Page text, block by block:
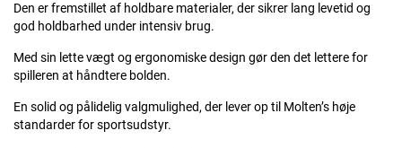
Den er fremstillet af holdbare materialer, der sikrer lang levetid og
god holdbarhed under intensiv brug.
Med sin lette vægt og ergonomiske design gør den det lettere for
spilleren at håndtere bolden.
En solid og pålidelig valgmulighed, der lever op til Molten’s høje
standarder for sportsudstyr.